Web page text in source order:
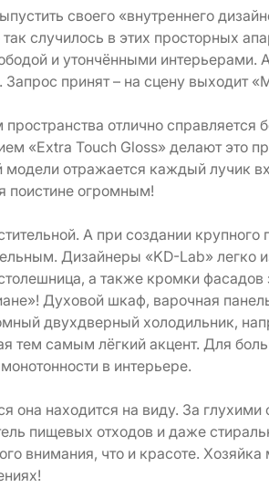
своего «внутреннего
случилось в этих просторных
и утончёнными
принят – на сцену выходит
отлично справляется
«Extra Touch Gloss» делают это
отражается каждый лучик
поистине огромным!
А при создании крупного
Дизайнеры «KD-Lab» легко
а также кромки
Духовой шкаф, варочная
двухдверный холодильник,
тем самым лёгкий акцент. Для
в интерьере.
она находится на виду. За
пищевых отходов и даже
внимания, что и красоте.